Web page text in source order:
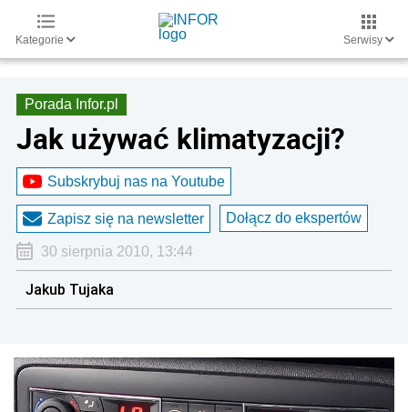
Kategorie Serwisy
Porada Infor.pl
Jak używać klimatyzacji?
Subskrybuj nas na Youtube
Zapisz się na newsletter Dołącz do ekspertów
30 sierpnia 2010, 13:44
Jakub Tujaka